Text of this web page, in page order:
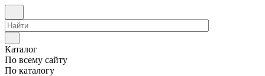
Каталог
По всему сайту
По каталогу